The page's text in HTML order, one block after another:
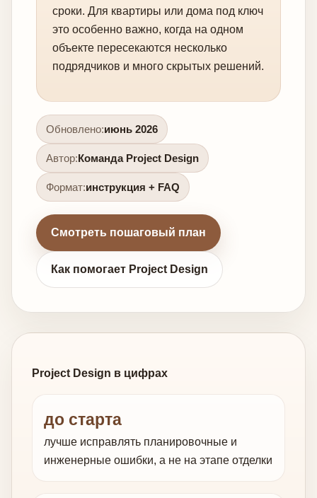
сроки. Для квартиры или дома под ключ
это особенно важно, когда на одном
объекте пересекаются несколько
подрядчиков и много скрытых решений.
Обновлено:июнь 2026
Автор:Команда Project Design
Формат:инструкция + FAQ
Смотреть пошаговый план
Как помогает Project Design
Project Design в цифрах
до старта
лучше исправлять планировочные и
инженерные ошибки, а не на этапе отделки